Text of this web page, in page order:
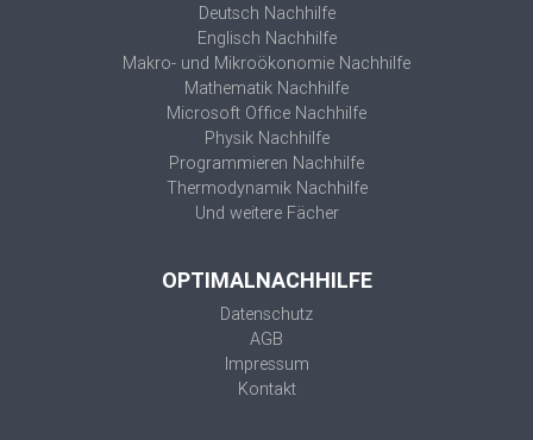
Deutsch Nachhilfe
Englisch Nachhilfe
Makro- und Mikroökonomie Nachhilfe
Mathematik Nachhilfe
Microsoft Office Nachhilfe
Physik Nachhilfe
Programmieren Nachhilfe
Thermodynamik Nachhilfe
Und weitere Fächer
OPTIMALNACHHILFE
Datenschutz
AGB
Impressum
Kontakt